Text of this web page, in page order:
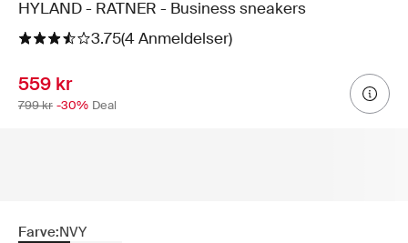
HYLAND - RATNER - Business sneakers
3.75(4 Anmeldelser)
559 kr
799 kr -30% Deal
Farve:NVY